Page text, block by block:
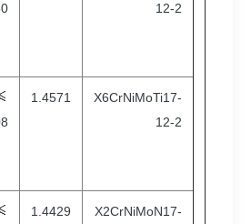
12-2
X6CrNiMoTi17-
12-2
1.4571
X2CrNiMoN17-
1.4429